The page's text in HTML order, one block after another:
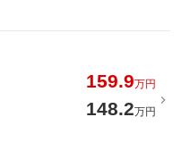
159.9万円
148.2万円